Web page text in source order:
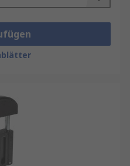
Typen von
– ideal für